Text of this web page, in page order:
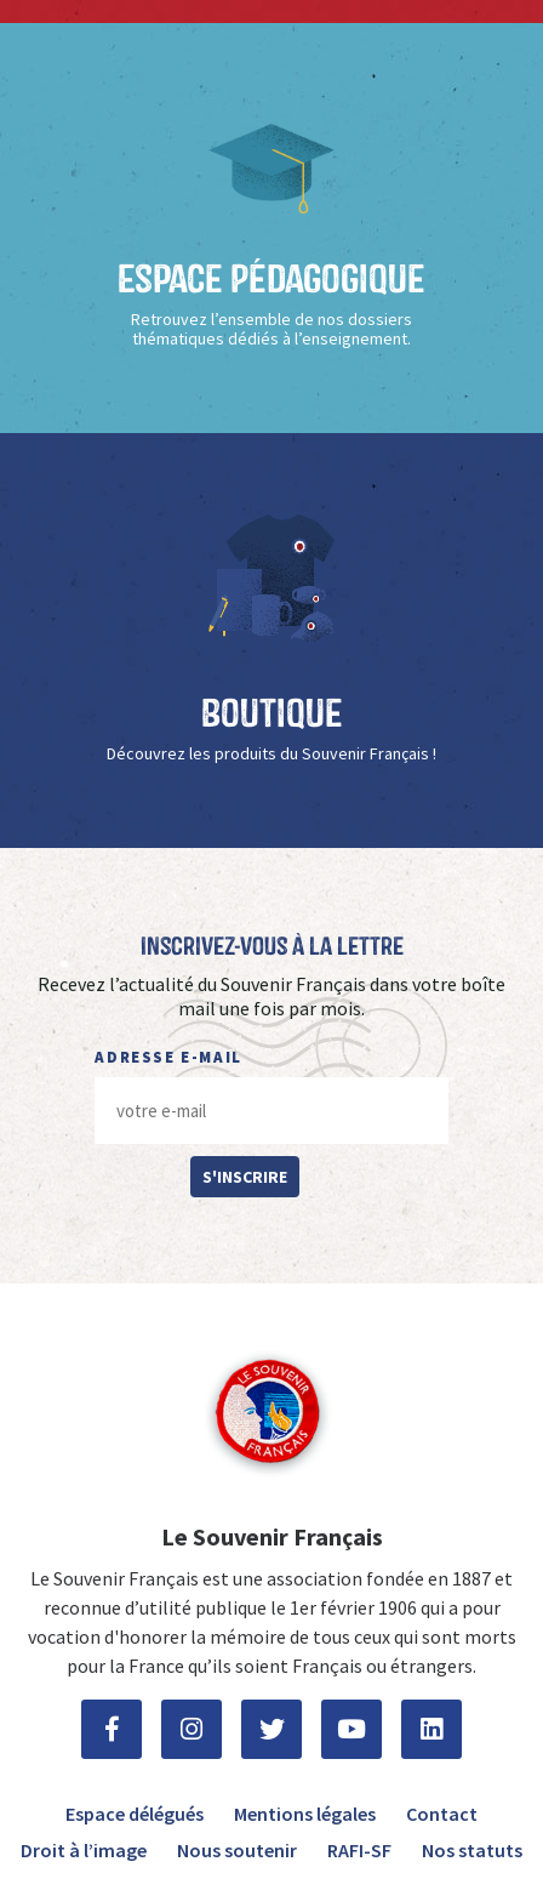
Espace Pédagogique
Retrouvez l’ensemble de nos dossiers
thématiques dédiés à l’enseignement.
Boutique
Découvrez les produits du Souvenir Français !
Inscrivez-vous à La Lettre
Recevez l’actualité du Souvenir Français dans votre boîte
mail une fois par mois.
ADRESSE E-MAIL
S'INSCRIRE
Le Souvenir Français
Le Souvenir Français est une association fondée en 1887 et
reconnue d’utilité publique le 1er février 1906 qui a pour
vocation d'honorer la mémoire de tous ceux qui sont morts
pour la France qu’ils soient Français ou étrangers.
Espace délégués Mentions légales
Contact
Droit à l’image
Nous soutenir RAFI-SF Nos statuts